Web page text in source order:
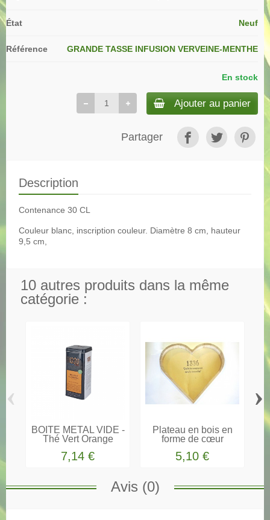
État Neuf
Référence GRANDE TASSE INFUSION VERVEINE-MENTHE
En stock
Ajouter au panier
Partager
Description
Contenance 30 CL
Couleur blanc, inscription couleur. Diamètre 8 cm, hauteur
9,5 cm,
10 autres produits dans la même
catégorie :
BOITE METAL VIDE -
Thé Vert Orange
7,14 €
Plateau en bois en
forme de cœur
5,10 €
‹ ›
Avis (0)